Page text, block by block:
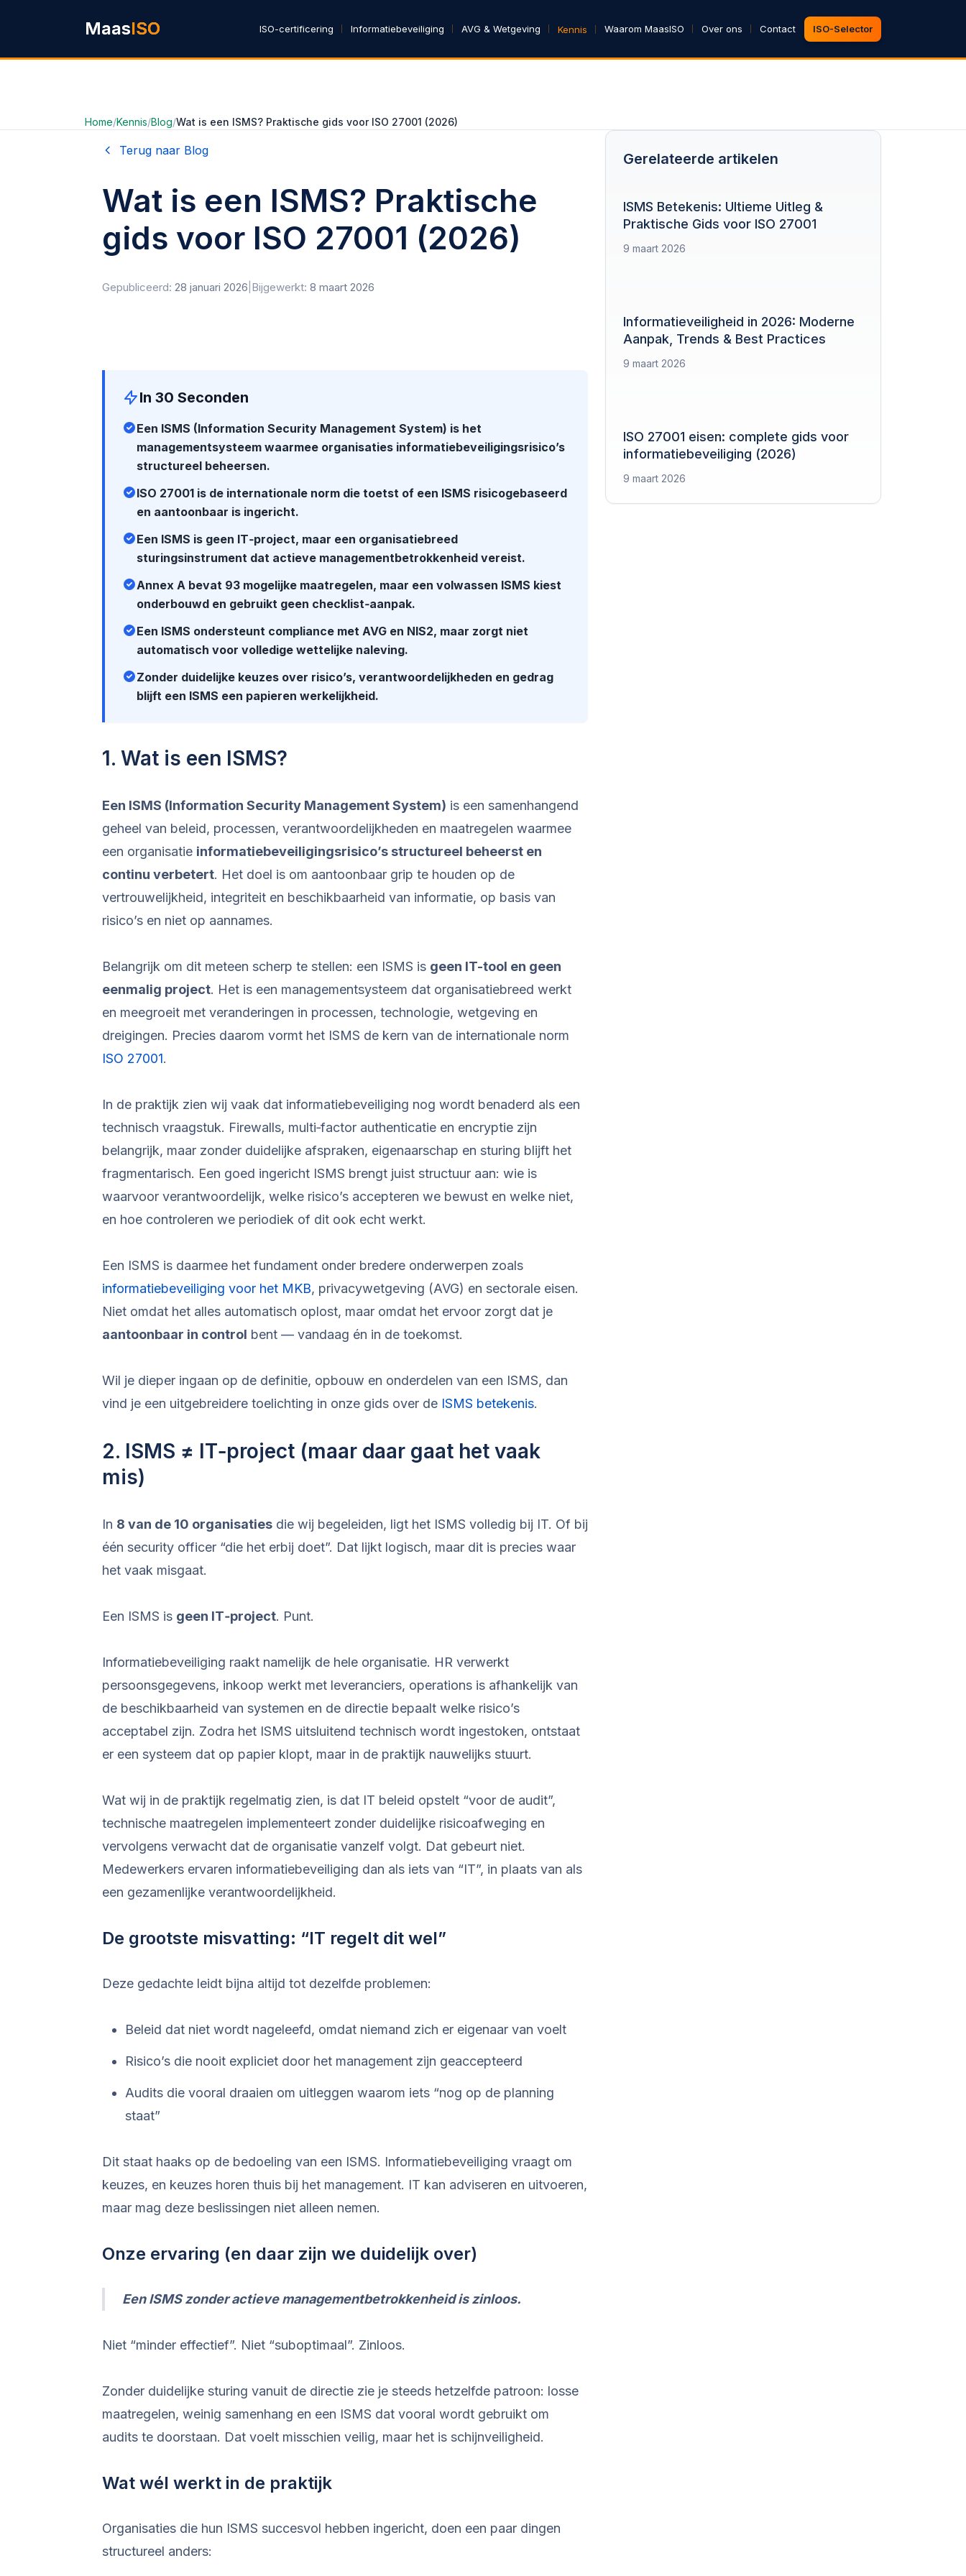
MaasISO ISO-certificering Informatiebeveiliging AVG & Wetgeving Kennis Waarom MaasISO Over ons Contact ISO-Selector
Home/Kennis/Blog/Wat is een ISMS? Praktische gids voor ISO 27001 (2026)
Terug naar Blog
Wat is een ISMS? Praktische
gids voor ISO 27001 (2026)
Gepubliceerd: 28 januari 2026 Bijgewerkt: 8 maart 2026
In 30 Seconden
Een ISMS (Information Security Management System) is het
managementsysteem waarmee organisaties informatiebeveiligingsrisico’s
structureel beheersen.
ISO 27001 is de internationale norm die toetst of een ISMS risicogebaseerd
en aantoonbaar is ingericht.
Een ISMS is geen IT‑project, maar een organisatiebreed
sturingsinstrument dat actieve managementbetrokkenheid vereist.
Annex A bevat 93 mogelijke maatregelen, maar een volwassen ISMS kiest
onderbouwd en gebruikt geen checklist‑aanpak.
Een ISMS ondersteunt compliance met AVG en NIS2, maar zorgt niet
automatisch voor volledige wettelijke naleving.
Zonder duidelijke keuzes over risico’s, verantwoordelijkheden en gedrag
blijft een ISMS een papieren werkelijkheid.
1. Wat is een ISMS?
Een ISMS (Information Security Management System) is een samenhangend
geheel van beleid, processen, verantwoordelijkheden en maatregelen waarmee
een organisatie informatiebeveiligingsrisico’s structureel beheerst en
continu verbetert. Het doel is om aantoonbaar grip te houden op de
vertrouwelijkheid, integriteit en beschikbaarheid van informatie, op basis van
risico’s en niet op aannames.
Belangrijk om dit meteen scherp te stellen: een ISMS is geen IT-tool en geen
eenmalig project. Het is een managementsysteem dat organisatiebreed werkt
en meegroeit met veranderingen in processen, technologie, wetgeving en
dreigingen. Precies daarom vormt het ISMS de kern van de internationale norm
ISO 27001.
In de praktijk zien wij vaak dat informatiebeveiliging nog wordt benaderd als een
technisch vraagstuk. Firewalls, multi‑factor authenticatie en encryptie zijn
belangrijk, maar zonder duidelijke afspraken, eigenaarschap en sturing blijft het
fragmentarisch. Een goed ingericht ISMS brengt juist structuur aan: wie is
waarvoor verantwoordelijk, welke risico’s accepteren we bewust en welke niet,
en hoe controleren we periodiek of dit ook echt werkt.
Een ISMS is daarmee het fundament onder bredere onderwerpen zoals
informatiebeveiliging voor het MKB, privacywetgeving (AVG) en sectorale eisen.
Niet omdat het alles automatisch oplost, maar omdat het ervoor zorgt dat je
aantoonbaar in control bent — vandaag én in de toekomst.
Wil je dieper ingaan op de definitie, opbouw en onderdelen van een ISMS, dan
vind je een uitgebreidere toelichting in onze gids over de ISMS betekenis.
2. ISMS ≠ IT‑project (maar daar gaat het vaak
mis)
In 8 van de 10 organisaties die wij begeleiden, ligt het ISMS volledig bij IT. Of bij
één security officer “die het erbij doet”. Dat lijkt logisch, maar dit is precies waar
het vaak misgaat.
Een ISMS is geen IT‑project. Punt.
Informatiebeveiliging raakt namelijk de hele organisatie. HR verwerkt
persoonsgegevens, inkoop werkt met leveranciers, operations is afhankelijk van
de beschikbaarheid van systemen en de directie bepaalt welke risico’s
acceptabel zijn. Zodra het ISMS uitsluitend technisch wordt ingestoken, ontstaat
er een systeem dat op papier klopt, maar in de praktijk nauwelijks stuurt.
Wat wij in de praktijk regelmatig zien, is dat IT beleid opstelt “voor de audit”,
technische maatregelen implementeert zonder duidelijke risicoafweging en
vervolgens verwacht dat de organisatie vanzelf volgt. Dat gebeurt niet.
Medewerkers ervaren informatiebeveiliging dan als iets van “IT”, in plaats van als
een gezamenlijke verantwoordelijkheid.
De grootste misvatting: “IT regelt dit wel”
Deze gedachte leidt bijna altijd tot dezelfde problemen:
Beleid dat niet wordt nageleefd, omdat niemand zich er eigenaar van voelt
Risico’s die nooit expliciet door het management zijn geaccepteerd
Audits die vooral draaien om uitleggen waarom iets “nog op de planning
staat”
Dit staat haaks op de bedoeling van een ISMS. Informatiebeveiliging vraagt om
keuzes, en keuzes horen thuis bij het management. IT kan adviseren en uitvoeren,
maar mag deze beslissingen niet alleen nemen.
Onze ervaring (en daar zijn we duidelijk over)
Een ISMS zonder actieve managementbetrokkenheid is zinloos.
Niet “minder effectief”. Niet “suboptimaal”. Zinloos.
Zonder duidelijke sturing vanuit de directie zie je steeds hetzelfde patroon: losse
maatregelen, weinig samenhang en een ISMS dat vooral wordt gebruikt om
audits te doorstaan. Dat voelt misschien veilig, maar het is schijnveiligheid.
Wat wél werkt in de praktijk
Organisaties die hun ISMS succesvol hebben ingericht, doen een paar dingen
structureel anders:
Gerelateerde artikelen
ISMS Betekenis: Ultieme Uitleg &
Praktische Gids voor ISO 27001
9 maart 2026
Informatieveiligheid in 2026: Moderne
Aanpak, Trends & Best Practices
9 maart 2026
ISO 27001 eisen: complete gids voor
informatiebeveiliging (2026)
9 maart 2026